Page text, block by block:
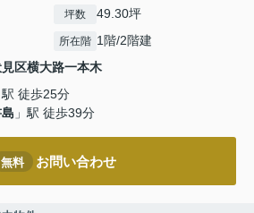
坪数 49.30坪
所在階 1階/2階建
区横大路一本木
駅 徒歩25分
」駅 徒歩39分
無料 お問い合わせ